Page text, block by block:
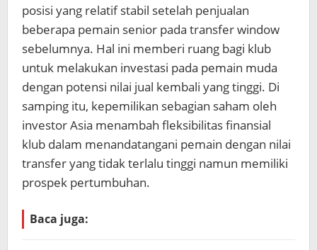
posisi yang relatif stabil setelah penjualan
beberapa pemain senior pada transfer window
sebelumnya. Hal ini memberi ruang bagi klub
untuk melakukan investasi pada pemain muda
dengan potensi nilai jual kembali yang tinggi. Di
samping itu, kepemilikan sebagian saham oleh
investor Asia menambah fleksibilitas finansial
klub dalam menandatangani pemain dengan nilai
transfer yang tidak terlalu tinggi namun memiliki
prospek pertumbuhan.
Baca juga: